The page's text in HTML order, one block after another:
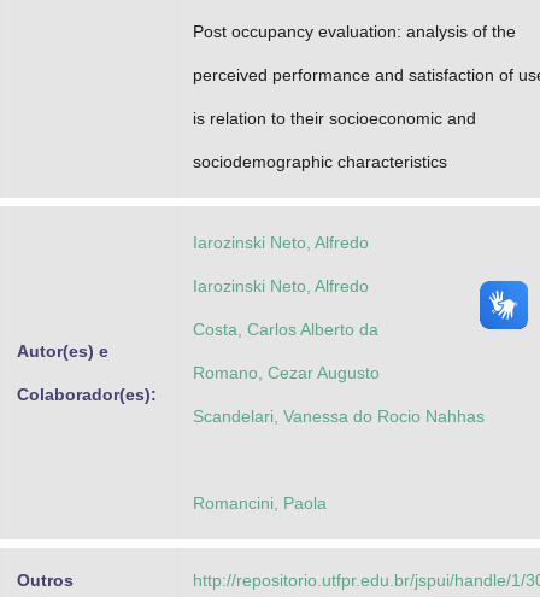
Post occupancy evaluation: analysis of the
perceived performance and satisfaction of
is relation to their socioeconomic and
sociodemographic characteristics
Autor(es) e
Colaborador(es):
Iarozinski Neto, Alfredo
Iarozinski Neto, Alfredo
Costa, Carlos Alberto da
Romano, Cezar Augusto
Scandelari, Vanessa do Rocio Nahhas
Romancini, Paola
Outros http://repositorio.utfpr.edu.br/jspui/handle/1/